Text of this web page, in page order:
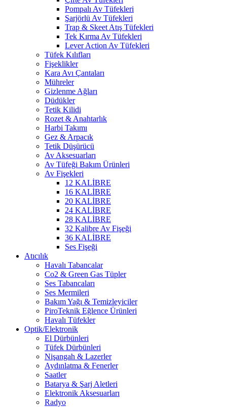
Pompalı Av Tüfekleri
Şarjörlü Av Tüfekleri
Trap & Skeet Atış Tüfekleri
Tek Kırma Av Tüfekleri
Lever Action Av Tüfekleri
Tüfek Kılıfları
Fişeklikler
Kara Avı Çantaları
Mühreler
Gizlenme Ağları
Düdükler
Tetik Kilidi
Rozet & Anahtarlık
Harbi Takımı
Gez & Arpacık
Tetik Düşürücü
Av Aksesuarları
Av Tüfeği Bakım Ürünleri
Av Fişekleri
12 KALİBRE
16 KALİBRE
20 KALİBRE
24 KALİBRE
28 KALİBRE
32 Kalibre Av Fişeği
36 KALİBRE
Ses Fişeği
Atıcılık
Havalı Tabancalar
Co2 & Green Gas Tüpler
Ses Tabancaları
Ses Mermileri
Bakım Yağı & Temizleyiciler
PiroTeknik Eğlence Ürünleri
Havalı Tüfekler
Optik/Elektronik
El Dürbünleri
Tüfek Dürbünleri
Nişangah & Lazerler
Aydınlatma & Fenerler
Saatler
Batarya & Şarj Aletleri
Elektronik Aksesuarları
Radyo